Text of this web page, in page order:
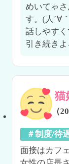
めいてゃ
す。(人´∀
話しやすく
引き続き
猫
（
＃制度/待
面接はカフ